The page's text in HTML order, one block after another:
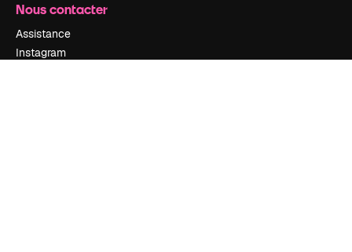
Nous contacter
Assistance
Instagram